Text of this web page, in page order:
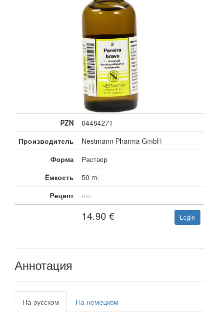
PZN
04484271
Производитель
Nestmann Pharma GmbH
Форма
Раствор
Ёмкость
50 ml
Рецепт
нет
14.90 € Login
Аннотация
На русском На немецком